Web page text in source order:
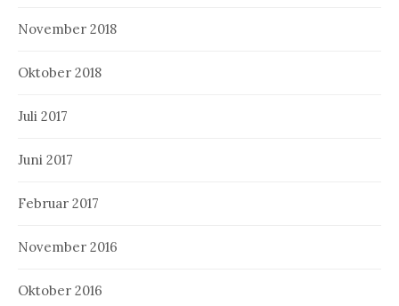
November 2018
Oktober 2018
Juli 2017
Juni 2017
Februar 2017
November 2016
Oktober 2016